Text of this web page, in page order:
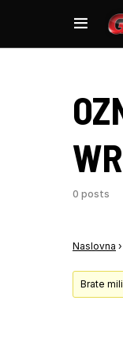
0 posts
Naslovna ›
Brate